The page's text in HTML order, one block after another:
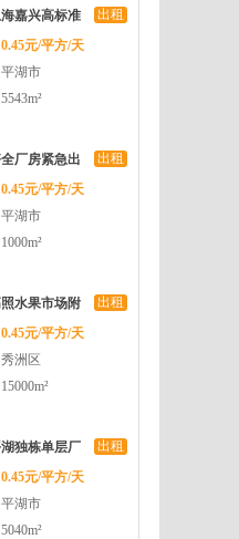
嘉兴高标准
招商
出租
0.45元/平方/天
湖市
厂房紧急出
费
出租
0.45元/平方/天
湖市
水果市场附
平米不要求税
房出租
出租
0.45元/平方/天
洲区
独栋单层厂
方米高9米可
出租
0.45元/平方/天
湖市